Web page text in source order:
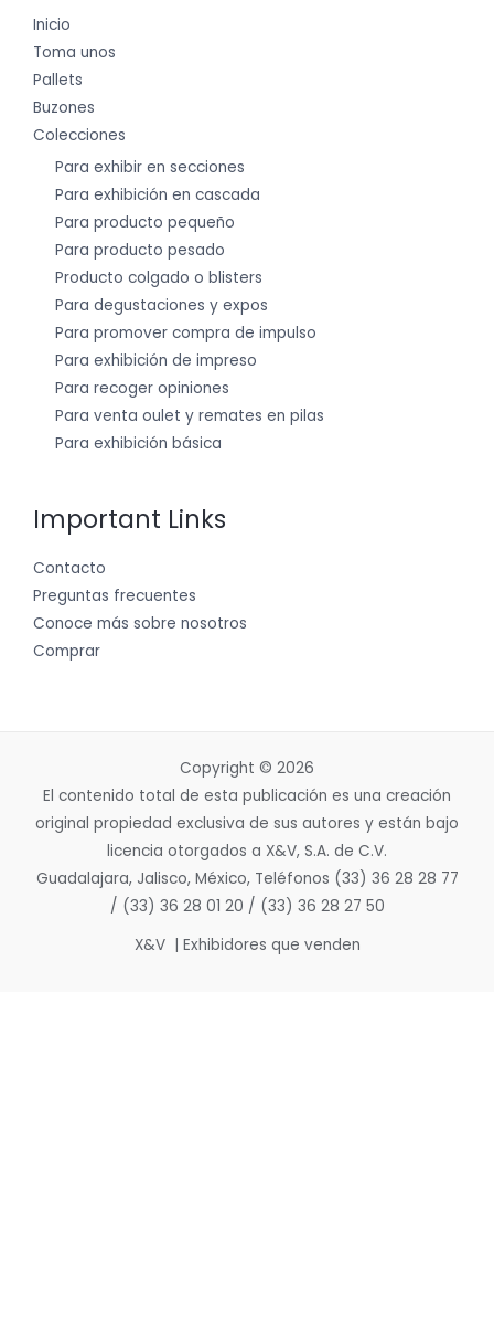
Inicio
Toma unos
Pallets
Buzones
Colecciones
Para exhibir en secciones
Para exhibición en cascada
Para producto pequeño
Para producto pesado
Producto colgado o blisters
Para degustaciones y expos
Para promover compra de impulso
Para exhibición de impreso
Para recoger opiniones
Para venta oulet y remates en pilas
Para exhibición básica
Important Links
Contacto
Preguntas frecuentes
Conoce más sobre nosotros
Comprar
Copyright © 2026
El contenido total de esta publicación es una creación
original propiedad exclusiva de sus autores y están bajo
licencia otorgados a X&V, S.A. de C.V.
Guadalajara, Jalisco, México, Teléfonos (33) 36 28 28 77
/ (33) 36 28 01 20 / (33) 36 28 27 50
X&V | Exhibidores que venden